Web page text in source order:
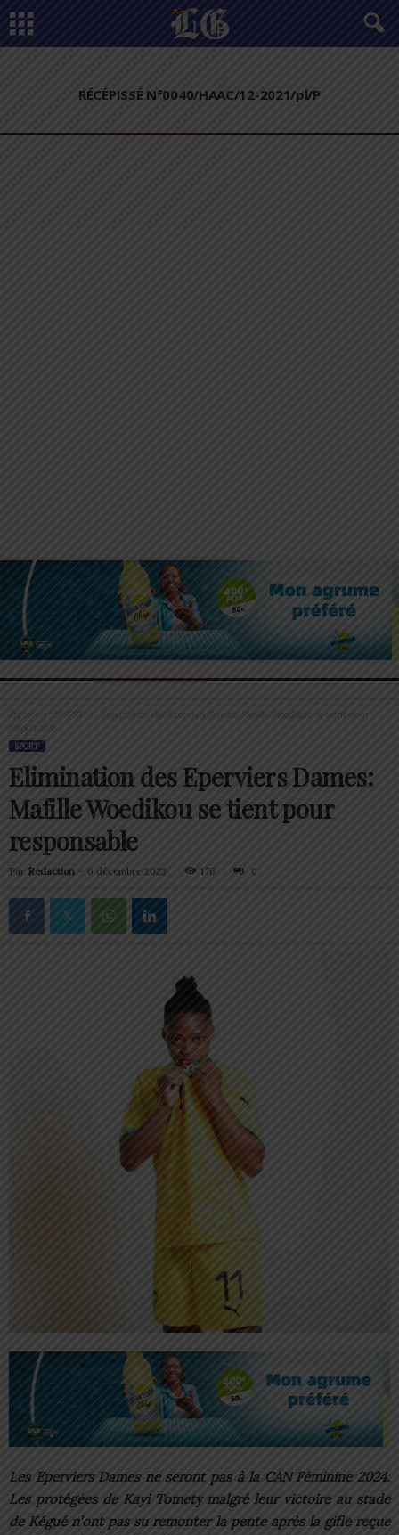
RÉCÉPISSÉ N°0040/HAAC/12-2021/pl/P
Accueil
Elimination des Eperviers Dames: Mafille Woedikou se tient pour
responsable
SPORT
Elimination des Eperviers Dames:
Mafille Woedikou se tient pour
responsable
Par Redaction - 6 décembre 2023 176 0
Les Eperviers Dames ne seront pas à la CAN Féminine 2024.
Les protégées de Kayi Tomety malgré leur victoire au stade
de Kégué n’ont pas su remonter la pente après la gifle reçue